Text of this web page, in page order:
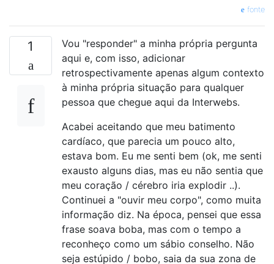
fonte
1
Vou "responder" a minha própria pergunta
aqui e, com isso, adicionar
retrospectivamente apenas algum contexto
à minha própria situação para qualquer
pessoa que chegue aqui da Interwebs.
Acabei aceitando que meu batimento
cardíaco, que parecia um pouco alto,
estava bom. Eu me senti bem (ok, me senti
exausto alguns dias, mas eu não sentia que
meu coração / cérebro iria explodir ..).
Continuei a "ouvir meu corpo", como muita
informação diz. Na época, pensei que essa
frase soava boba, mas com o tempo a
reconheço como um sábio conselho. Não
seja estúpido / bobo, saia da sua zona de